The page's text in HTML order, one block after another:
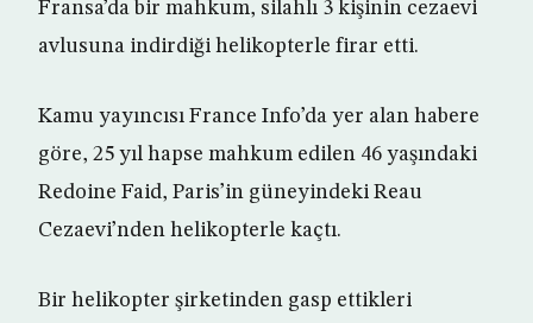
Fransa’da bir mahkum, silahlı 3 kişinin cezaevi
avlusuna indirdiği helikopterle firar etti.
Kamu yayıncısı France Info’da yer alan habere
göre, 25 yıl hapse mahkum edilen 46 yaşındaki
Redoine Faid, Paris’in güneyindeki Reau
Cezaevi’nden helikopterle kaçtı.
Bir helikopter şirketinden gasp ettikleri